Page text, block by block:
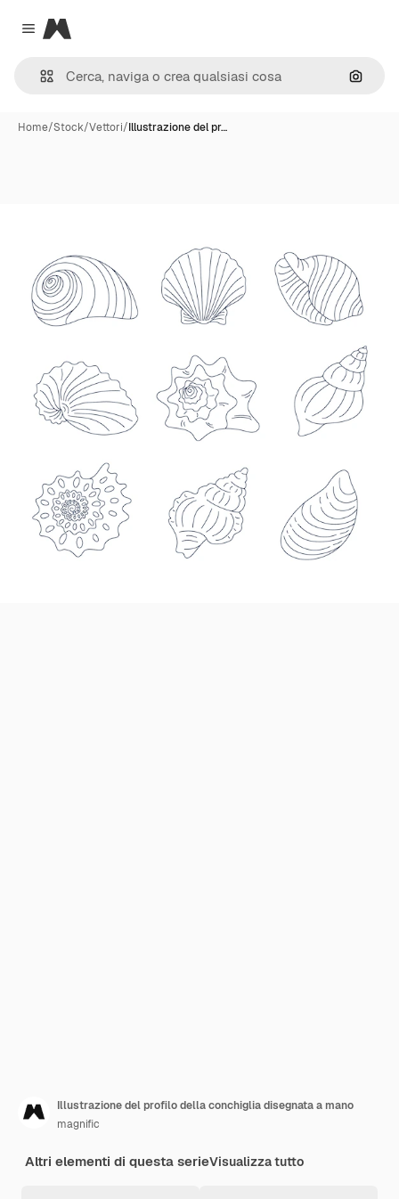
Close menu
Magnific
Cerca
Home/Stock/Vettori/Illustrazione del pr…
Illustrazione del profilo della conchiglia disegnata a mano
magnific
Altri elementi di questa serieVisualizza tutto